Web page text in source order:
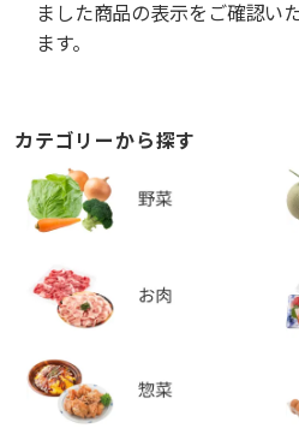
ました商品の表示をご確認い
ます。
カテゴリーから探す